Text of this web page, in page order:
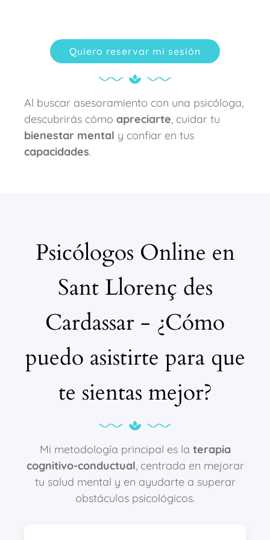
Quiero reservar mi sesión
Al buscar asesoramiento con una psicóloga,
descubrirás cómo apreciarte, cuidar tu
bienestar mental y confiar en tus
capacidades.
Psicólogos Online en
Sant Llorenç des
Cardassar - ¿Cómo
puedo asistirte para que
te sientas mejor?
Mi metodología principal es la terapia
cognitivo-conductual, centrada en mejorar
tu salud mental y en ayudarte a superar
obstáculos psicológicos.